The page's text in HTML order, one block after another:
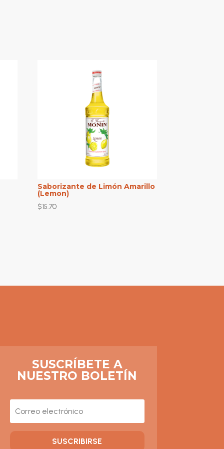
Saborizante de Limón Amarillo
(Lemon)
$15.70
SUSCRÍBETE A
NUESTRO BOLETÍN
SUSCRIBIRSE